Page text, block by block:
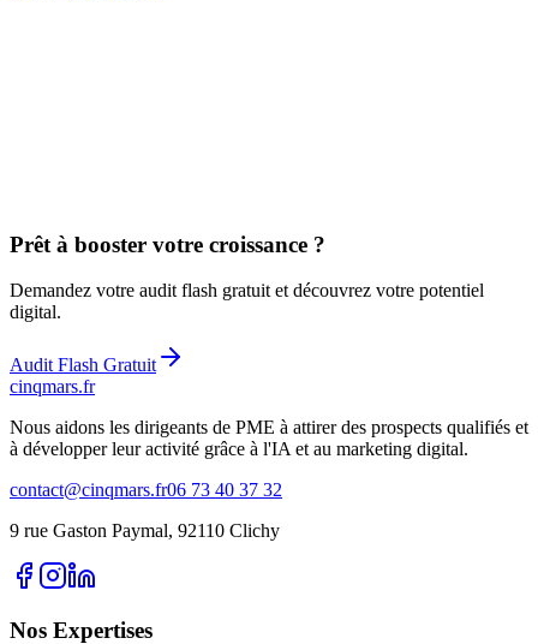
Prêt à booster votre croissance ?
Demandez votre audit flash gratuit et découvrez votre potentiel
digital.
Audit Flash Gratuit
cinqmars.fr
Nous aidons les dirigeants de PME à attirer des prospects qualifiés et
à développer leur activité grâce à l'IA et au marketing digital.
contact@cinqmars.fr06 73 40 37 32
9 rue Gaston Paymal, 92110 Clichy
Nos Expertises